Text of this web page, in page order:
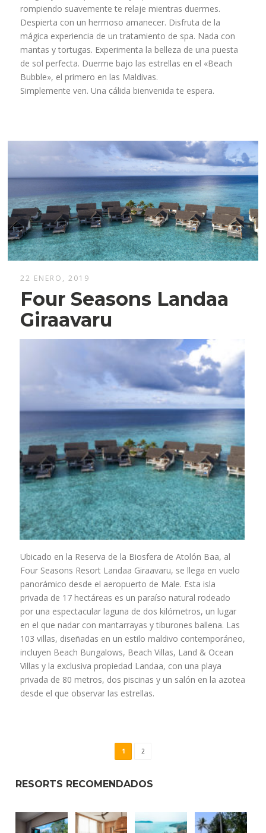
rompiendo suavemente te relaje mientras duermes.
Despierta con un hermoso amanecer. Disfruta de la
mágica experiencia de un tratamiento de spa. Nada con
mantas y tortugas. Experimenta la belleza de una puesta
de sol perfecta. Duerme bajo las estrellas en el «Beach
Bubble», el primero en las Maldivas.
Simplemente ven. Una cálida bienvenida te espera.
22 ENERO, 2019
Four Seasons Landaa
Giraavaru
Ubicado en la Reserva de la Biosfera de Atolón Baa, al
Four Seasons Resort Landaa Giraavaru, se llega en vuelo
panorámico desde el aeropuerto de Male. Esta isla
privada de 17 hectáreas es un paraíso natural rodeado
por una espectacular laguna de dos kilómetros, un lugar
en el que nadar con mantarrayas y tiburones ballena. Las
103 villas, diseñadas en un estilo maldivo contemporáneo,
incluyen Beach Bungalows, Beach Villas, Land & Ocean
Villas y la exclusiva propiedad Landaa, con una playa
privada de 80 metros, dos piscinas y un salón en la azotea
desde el que observar las estrellas.
1 2
RESORTS RECOMENDADOS